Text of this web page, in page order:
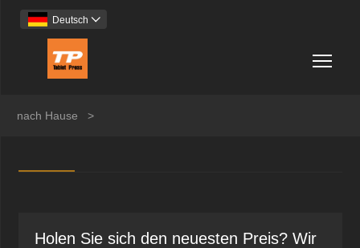
Deutsch 
nach Hause >
Holen Sie sich den neuesten Preis? Wir